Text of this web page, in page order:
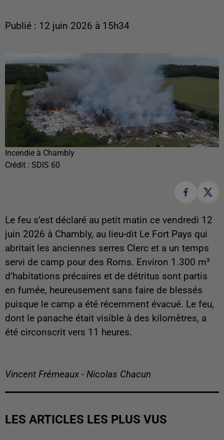
Publié : 12 juin 2026 à 15h34
Incendie à Chambly
Crédit : SDIS 60
Le feu s’est déclaré au petit matin ce vendredi 12
juin 2026 à Chambly, au lieu-dit Le Fort Pays qui
abritait les anciennes serres Clerc et a un temps
servi de camp pour des Roms. Environ 1.300 m²
d’habitations précaires et de détritus sont partis
en fumée, heureusement sans faire de blessés
puisque le camp a été récemment évacué. Le feu,
dont le panache était visible à des kilomètres, a
été circonscrit vers 11 heures.
Vincent Frémeaux - Nicolas Chacun
LES ARTICLES LES PLUS VUS